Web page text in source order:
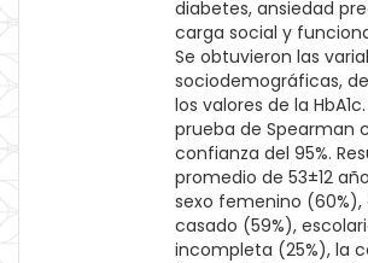
diabetes, ansiedad
carga social y
Se obtuvieron las
sociodemográficas,
los valores de la
prueba de Spearman
confianza del 95%.
promedio de 53±12
sexo femenino (60%),
casado (59%),
incompleta (25%), la